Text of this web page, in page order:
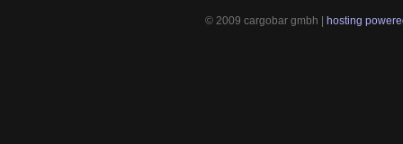
© 2009 cargobar gmbh | hosting